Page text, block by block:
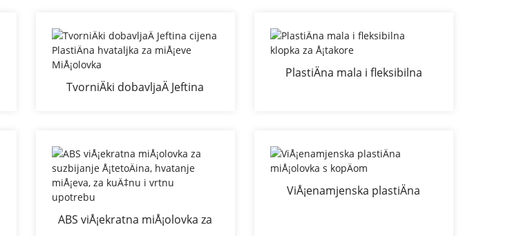
TvorniÄki dobavljaÄ Jeftina
PlastiÄna mala i fleksibilna
ABS viÅ¡ekratna miÅ¡olovka za
ViÅ¡enamjenska plastiÄna